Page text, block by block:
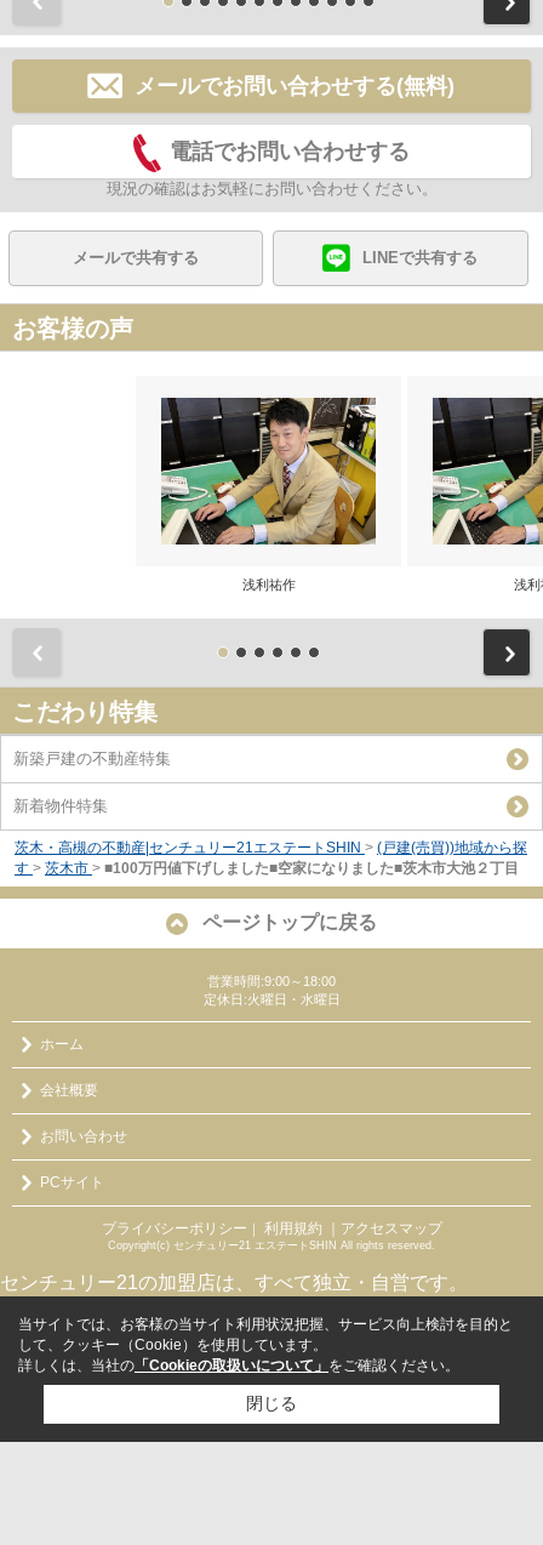
メールでお問い合わせする(無料)
電話でお問い合わせする
現況の確認はお気軽にお問い合わせください。
メールで共有する LINEで共有する
お客様の声
浅利祐作 浅利
こだわり特集
新築戸建の不動産特集
新着物件特集
茨木・高槻の不動産|センチュリー21エステートSHIN > (戸建(売買))地域から探
す > 茨木市 > ■100万円値下げしました■空家になりました■茨木市大池２丁目
ページトップに戻る
営業時間:9:00～18:00
定休日:火曜日・水曜日
ホーム
会社概要
お問い合わせ
PCサイト
プライバシーポリシー 利用規約 ｜アクセスマップ
Copyright(c) センチュリー21 エステートSHIN All rights reserved.
センチュリー21の加盟店は、すべて独立・自営です。
当サイトでは、お客様の当サイト利用状況把握、サービス向上検討を目的と
して、クッキー（Cookie）を使用しています。
詳しくは、当社の 「Cookieの取扱いについて」 をご確認ください。
閉じる